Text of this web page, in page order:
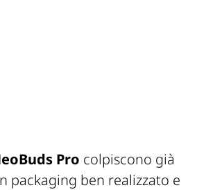
Pro colpiscono già
packaging ben realizzato e